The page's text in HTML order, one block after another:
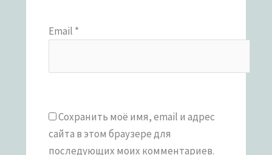
Email *
Сохранить моё имя, email и адрес
сайта в этом браузере для
последующих моих комментариев.